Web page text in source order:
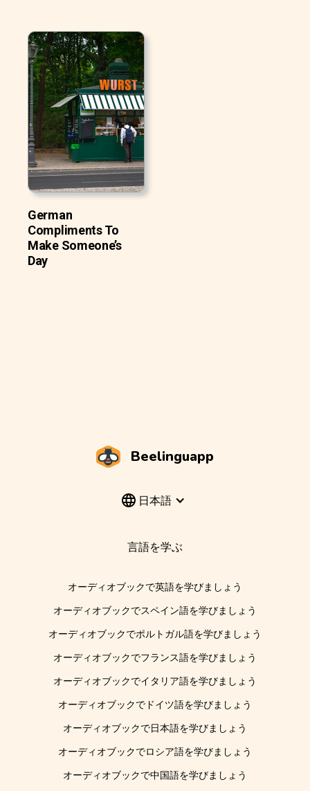
German
Compliments To
Make Someone’s
Day
Beelinguapp
日本語
言語を学ぶ
オーディオブックで英語を学びましょう
オーディオブックでスペイン語を学びましょう
オーディオブックでポルトガル語を学びましょう
オーディオブックでフランス語を学びましょう
オーディオブックでイタリア語を学びましょう
オーディオブックでドイツ語を学びましょう
オーディオブックで日本語を学びましょう
オーディオブックでロシア語を学びましょう
オーディオブックで中国語を学びましょう